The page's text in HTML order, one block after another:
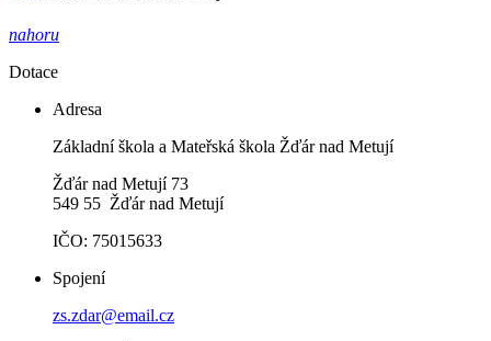
nahoru
Dotace
Adresa
Základní škola a Mateřská škola Žďár nad Metují
Žďár nad Metují 73
549 55 Žďár nad Metují
IČO: 75015633
Spojení
zs.zdar@email.cz